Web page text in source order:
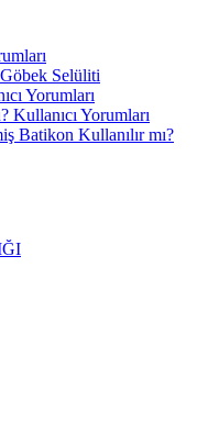
Selüliti
Yorumları
Kullanıcı Yorumları
Batikon Kullanılır mı?